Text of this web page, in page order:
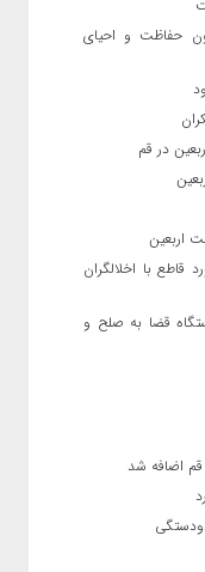
حفاظت و احیای
قاطع با اخلالگران
قضا به صلح و
اضافه شد